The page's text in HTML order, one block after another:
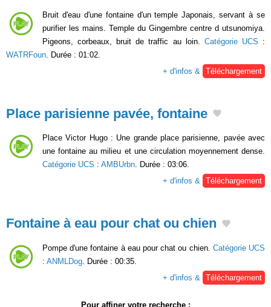
Bruit d'eau d'une fontaine d'un temple Japonais, servant à se
purifier les mains. Temple du Gingembre centre d utsunomiya.
Pigeons, corbeaux, bruit de traffic au loin. Catégorie UCS :
WATRFoun . Durée : 01:02.
+ d'infos &
Téléchargement
Place parisienne pavée, fontaine
Place Victor Hugo : Une grande place parisienne, pavée avec
une fontaine au milieu et une circulation moyennement dense.
Catégorie UCS : AMBUrbn. Durée : 03:06.
+ d'infos & Téléchargement
Fontaine à eau pour chat ou chien
Pompe d'une fontaine à eau pour chat ou chien. Catégorie UCS
: ANMLDog . Durée : 00:35.
+ d'infos &
Téléchargement
Pour affiner votre recherche :